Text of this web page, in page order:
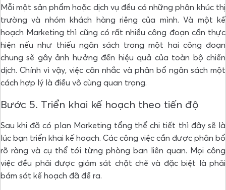
Mỗi một sản phẩm hoặc dịch vụ đều có những phân khúc thị
trường và nhóm khách hàng riêng của mình. Và một kế
hoạch Marketing thì cũng có rất nhiều công đoạn cần thực
hiện nếu như thiếu ngân sách trong một hai công đoạn
chung sẽ gây ảnh hưởng đến hiệu quả của toàn bộ chiến
dịch. Chính vì vậy, việc cân nhắc và phân bổ ngân sách một
cách hợp lý là điều vô cùng quan trọng.
Bước 5. Triển khai kế hoạch theo tiến độ
Sau khi đã có plan Marketing tổng thể chi tiết thì đây sẽ là
lúc bạn triển khai kế hoạch. Các công việc cần được phân bổ
rõ ràng và cụ thể tới từng phòng ban liên quan. Mọi công
việc đều phải được giám sát chặt chẽ và đặc biệt là phải
bám sát kế hoạch đã đề ra.